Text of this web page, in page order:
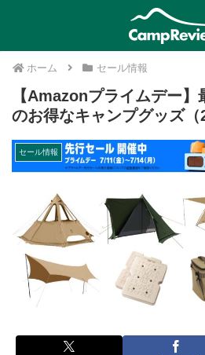
ホーム セール情報
【Amazonプライムデー
のお得なキャンプグッズ（
セール情報